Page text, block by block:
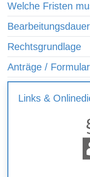
Welche Fristen
Bearbeitungsdauer
Rechtsgrundlage
Anträge /
Links &